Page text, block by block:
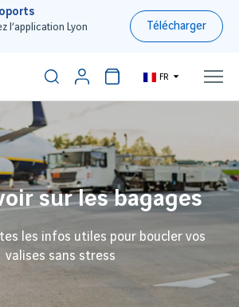
l’application Lyon
Télécharger
FR
sur les bagages
les infos utiles pour boucler vos
valises sans stress